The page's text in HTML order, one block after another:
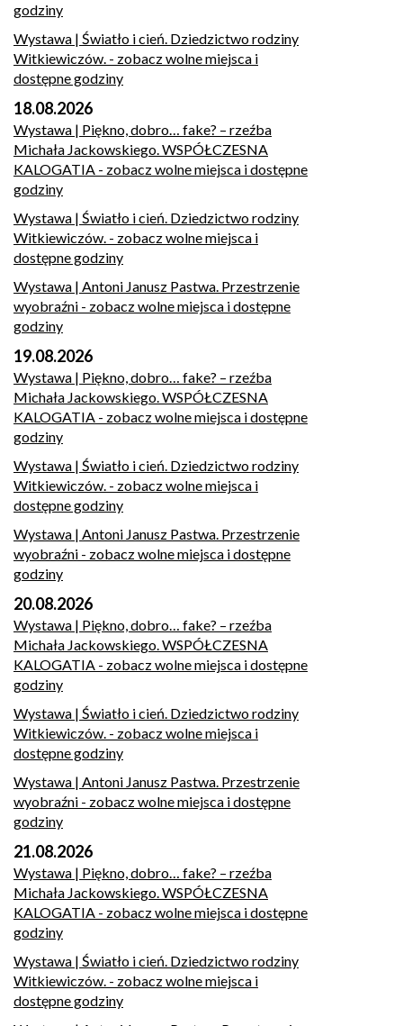
godziny
Wystawa | Światło i cień. Dziedzictwo rodziny
Witkiewiczów. - zobacz wolne miejsca i
dostępne godziny
18.08.2026
Wystawa | Piękno, dobro… fake? – rzeźba
Michała Jackowskiego. WSPÓŁCZESNA
KALOGATIA - zobacz wolne miejsca i dostępne
godziny
Wystawa | Światło i cień. Dziedzictwo rodziny
Witkiewiczów. - zobacz wolne miejsca i
dostępne godziny
Wystawa | Antoni Janusz Pastwa. Przestrzenie
wyobraźni - zobacz wolne miejsca i dostępne
godziny
19.08.2026
Wystawa | Piękno, dobro… fake? – rzeźba
Michała Jackowskiego. WSPÓŁCZESNA
KALOGATIA - zobacz wolne miejsca i dostępne
godziny
Wystawa | Światło i cień. Dziedzictwo rodziny
Witkiewiczów. - zobacz wolne miejsca i
dostępne godziny
Wystawa | Antoni Janusz Pastwa. Przestrzenie
wyobraźni - zobacz wolne miejsca i dostępne
godziny
20.08.2026
Wystawa | Piękno, dobro… fake? – rzeźba
Michała Jackowskiego. WSPÓŁCZESNA
KALOGATIA - zobacz wolne miejsca i dostępne
godziny
Wystawa | Światło i cień. Dziedzictwo rodziny
Witkiewiczów. - zobacz wolne miejsca i
dostępne godziny
Wystawa | Antoni Janusz Pastwa. Przestrzenie
wyobraźni - zobacz wolne miejsca i dostępne
godziny
21.08.2026
Wystawa | Piękno, dobro… fake? – rzeźba
Michała Jackowskiego. WSPÓŁCZESNA
KALOGATIA - zobacz wolne miejsca i dostępne
godziny
Wystawa | Światło i cień. Dziedzictwo rodziny
Witkiewiczów. - zobacz wolne miejsca i
dostępne godziny